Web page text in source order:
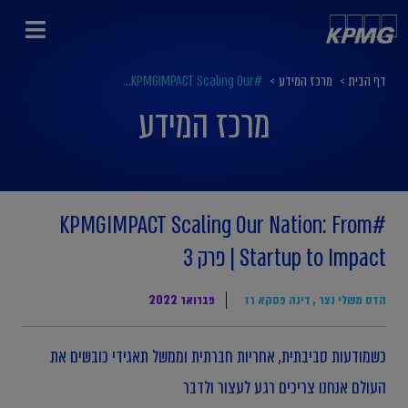
דף הבית > מרכז המידע >
#KPMGIMPACT Scaling Our...
מרכז המידע
#KPMGIMPACT Scaling Our Nation: From
Startup to Impact | פרק 3
הדס משלי נצר , דינה פסקא רז פברואר 2022
כשמודעות סביבתית, אחריות חברתית וממשל תאגידי כובשים את
העולם אנחנו צריכים רגע לעצור ולדבר